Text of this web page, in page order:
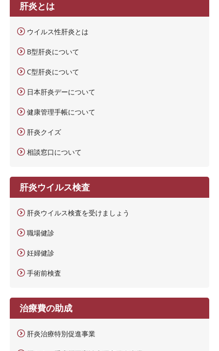
肝炎とは
ウイルス性肝炎とは
B型肝炎について
C型肝炎について
日本肝炎デーについて
健康管理手帳について
肝炎クイズ
相談窓口について
肝炎ウイルス検査
肝炎ウイルス検査を受けましょう
職場健診
妊婦健診
手術前検査
治療費の助成
肝炎治療特別促進事業